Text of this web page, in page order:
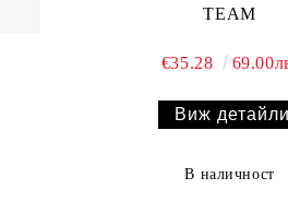
TEAM
€35.28
Виж детайли
В наличност